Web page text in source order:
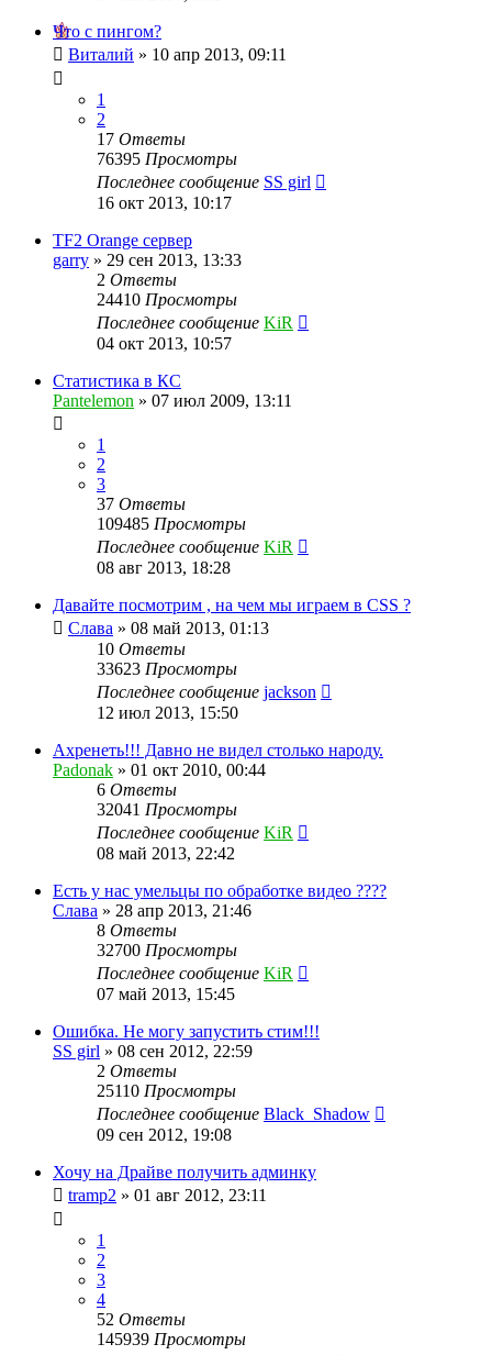
Что с пингом?
Виталий » 10 апр 2013, 09:11
1
2
17 Ответы
76395 Просмотры
Последнее сообщение SS girl
16 окт 2013, 10:17
TF2 Orange сервер
garry » 29 сен 2013, 13:33
2 Ответы
24410 Просмотры
Последнее сообщение KiR
04 окт 2013, 10:57
Статистика в КС
Pantelemon » 07 июл 2009, 13:11
1
2
3
37 Ответы
109485 Просмотры
Последнее сообщение KiR
08 авг 2013, 18:28
Давайте посмотрим , на чем мы играем в CSS ?
Слава » 08 май 2013, 01:13
10 Ответы
33623 Просмотры
Последнее сообщение jackson
12 июл 2013, 15:50
Ахренеть!!! Давно не видел столько народу.
Padonak » 01 окт 2010, 00:44
6 Ответы
32041 Просмотры
Последнее сообщение KiR
08 май 2013, 22:42
Есть у нас умельцы по обработке видео ????
Слава » 28 апр 2013, 21:46
8 Ответы
32700 Просмотры
Последнее сообщение KiR
07 май 2013, 15:45
Ошибка. Не могу запустить стим!!!
SS girl » 08 сен 2012, 22:59
2 Ответы
25110 Просмотры
Последнее сообщение Black_Shadow
09 сен 2012, 19:08
Хочу на Драйве получить админку
tramp2 » 01 авг 2012, 23:11
1
2
3
4
52 Ответы
145939 Просмотры